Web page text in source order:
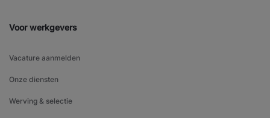
Voor werkgevers
Vacature aanmelden
Onze diensten
Werving & selectie